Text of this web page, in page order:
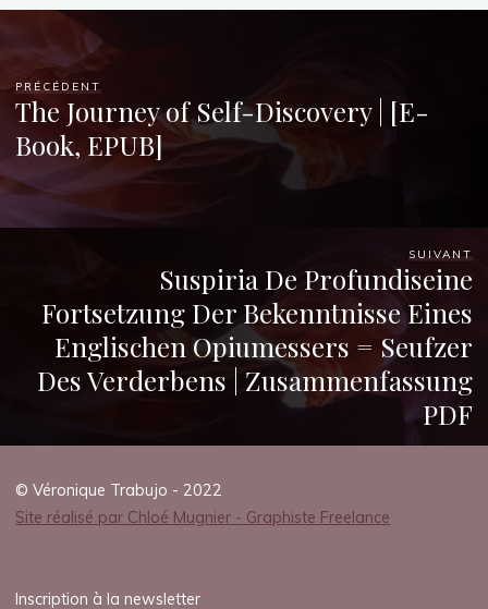
PRÉCÉDENT
The Journey of Self-Discovery | [E-
Book, EPUB]
SUIVANT
Suspiria De Profundiseine
Fortsetzung Der Bekenntnisse Eines
Englischen Opiumessers = Seufzer
Des Verderbens | Zusammenfassung
PDF
© Véronique Trabujo - 2022
Site réalisé par Chloé Mugnier - Graphiste Freelance
Inscription à la newsletter